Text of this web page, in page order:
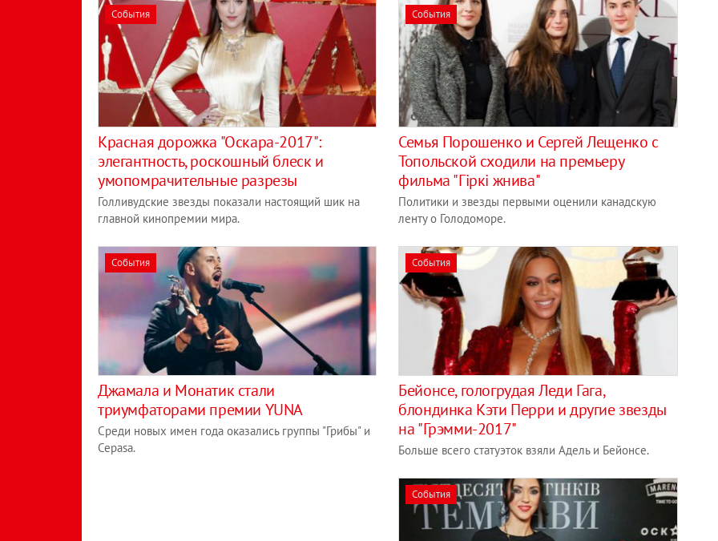
События
Красная дорожка "Оскара-2017":
элегантность, роскошный блеск и
умопомрачительные разрезы
Голливудские звезды показали настоящий шик на
главной кинопремии мира.
События
Семья Порошенко и Сергей Лещенко с
Топольской сходили на премьеру
фильма "Гіркі жнива"
Политики и звезды первыми оценили канадскую
ленту о Голодоморе.
События
Джамала и Монатик стали
триумфаторами премии YUNA
Среди новых имен года оказались группы "Грибы" и
Cepasa.
События
Бейонсе, гологрудая Леди Гага,
блондинка Кэти Перри и другие звезды
на "Грэмми-2017"
Больше всего статуэток взяли Адель и Бейонсе.
События